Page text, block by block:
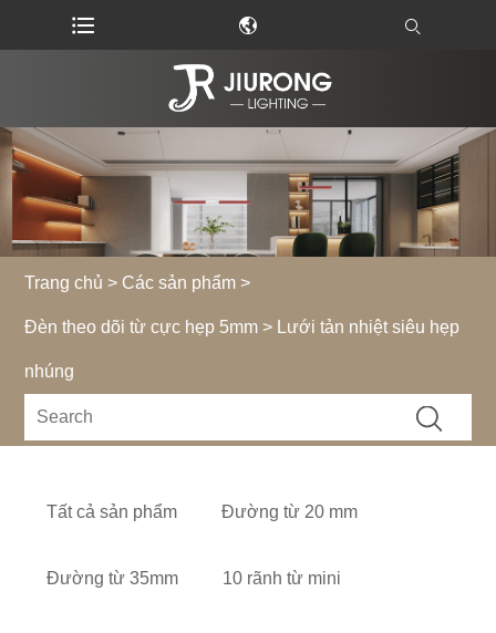
Trang chủ > Các sản phẩm >
Đèn theo dõi từ cực hẹp 5mm > Lưới tản nhiệt siêu hẹp
nhúng
Tất cả sản phẩm Đường từ 20 mm
Đường từ 35mm 10 rãnh từ mini